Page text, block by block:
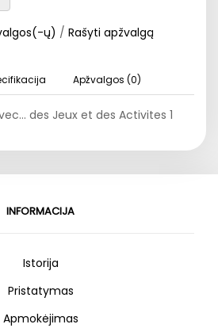
ų) / Rašyti apžvalgą
Apžvalgos (0)
des Jeux et des Activites 1
INFORMACIJA
Istorija
Pristatymas
Apmokėjimas